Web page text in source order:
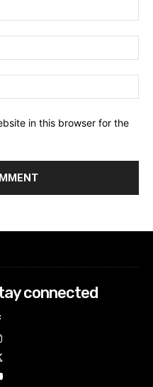
in this browser for the
connected